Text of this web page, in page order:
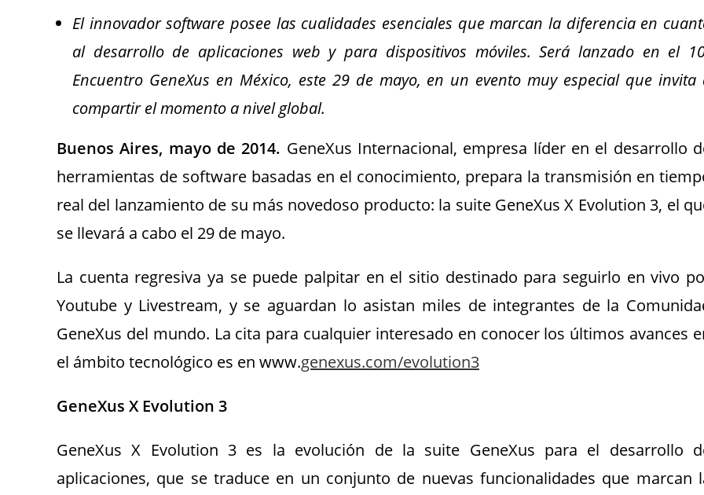
El innovador software posee las cualidades esenciales que marcan la diferencia en
al desarrollo de aplicaciones web y para dispositivos móviles. Será lanzado en el
Encuentro GeneXus en México, este 29 de mayo, en un evento muy especial que invita
compartir el momento a nivel global.
Buenos Aires, mayo de 2014. GeneXus Internacional, empresa líder en el desarrollo
herramientas de software basadas en el conocimiento, prepara la transmisión en
real del lanzamiento de su más novedoso producto: la suite GeneXus X Evolution 3, el
se llevará a cabo el 29 de mayo.
La cuenta regresiva ya se puede palpitar en el sitio destinado para seguirlo en vivo
Youtube y Livestream, y se aguardan lo asistan miles de integrantes de la
GeneXus del mundo. La cita para cualquier interesado en conocer los últimos avances
el ámbito tecnológico es en www.genexus.com/evolution3
GeneXus X Evolution 3
GeneXus X Evolution 3 es la evolución de la suite GeneXus para el desarrollo
aplicaciones, que se traduce en un conjunto de nuevas funcionalidades que marcan